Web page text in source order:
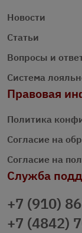
Новости
Статьи
Вопросы и
Система
Правовая
Политика
Согласие на
Согласие на
Служба
+7 (910)
+7 (4842)